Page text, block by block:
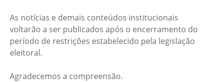
As notícias e demais conteúdos institucionais
voltarão a ser publicados após o encerramento do
período de restrições estabelecido pela legislação
eleitoral.
Agradecemos a compreensão.